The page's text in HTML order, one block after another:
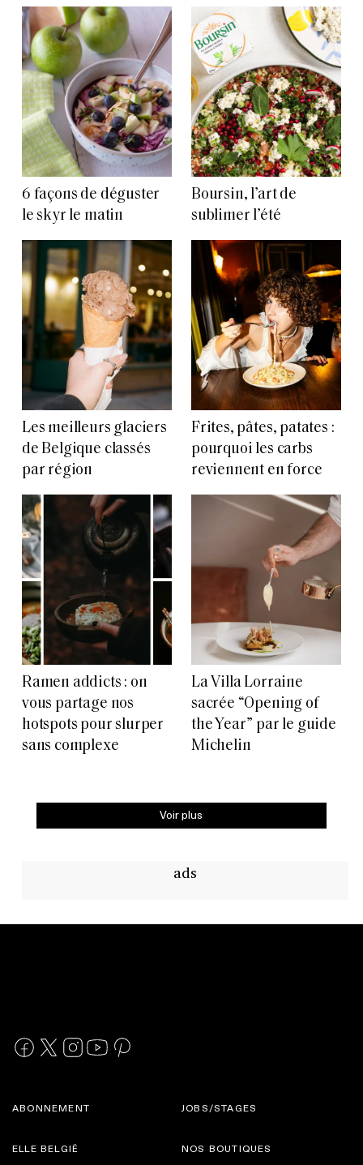
6 façons de déguster
le skyr le matin
Boursin, l’art de
sublimer l’été
Les meilleurs glaciers
de Belgique classés
par région
Frites, pâtes, patates :
pourquoi les carbs
reviennent en force
Ramen addicts : on
vous partage nos
hotspots pour slurper
sans complexe
La Villa Lorraine
sacrée “Opening of
the Year” par le guide
Michelin
Voir plus
ads
ABONNEMENT
ELLE BELGIË
JOBS/STAGES
NOS BOUTIQUES